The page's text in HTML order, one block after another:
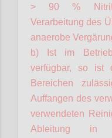
> 90 %
Verarbeitung des
anaerobe
b) Ist im Betrieb
verfügbar, so ist
Bereichen
Auffangen des
verwendeten
Ableitung in